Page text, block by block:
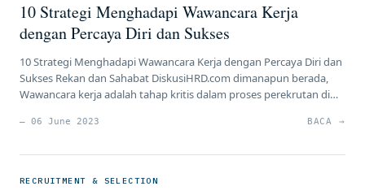
10 Strategi Menghadapi Wawancara Kerja
dengan Percaya Diri dan Sukses
10 Strategi Menghadapi Wawancara Kerja dengan Percaya Diri dan
Sukses Rekan dan Sahabat DiskusiHRD.com dimanapun berada,
Wawancara kerja adalah tahap kritis dalam proses perekrutan di
kemampuan, pengalaman, dan kepribadian mereka kepada calon
yang dapat membantu Anda menghadapi wawancara […]
— 06 June 2023 BACA →
RECRUITMENT & SELECTION